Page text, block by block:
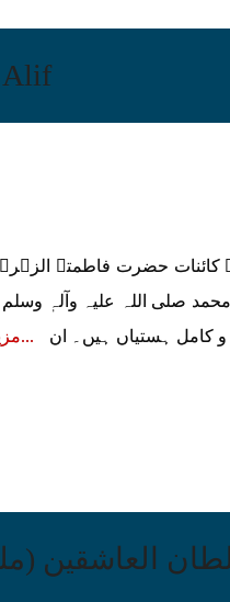
Alif | الف
صلی اللہ علیہ وآلہٖ
ہستیاں ہیں۔ ان
العاشقین